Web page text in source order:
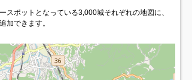
スポットとなっている3,000城それぞれの地図に、
加できます。